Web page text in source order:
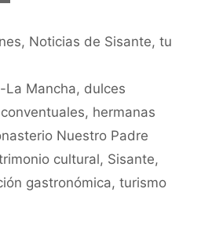
, Noticias de Sisante, tu
La Mancha, dulces
, hermanas
Nuestro Padre
cultural, Sisante,
gastronómica, turismo